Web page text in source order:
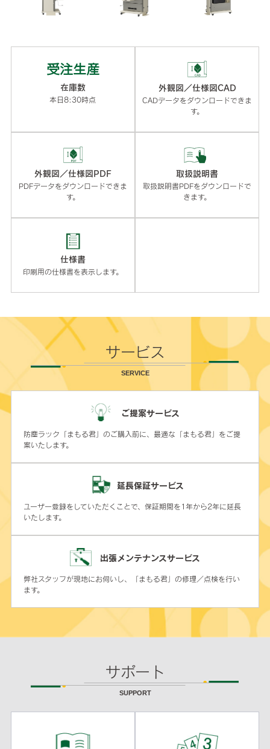
受注生産
在庫数
本日8:30時点
外観図／仕様図CAD
CADデータをダウンロードできま
す。
外観図／仕様図PDF
PDFデータをダウンロードできま
す。
取扱説明書
取扱説明書PDFをダウンロードで
きます。
仕様書
印刷用の仕様書を表示します。
サービス
SERVICE
ご提案サービス
防塵ラック「まもる君」のご購入前に、最適な「まもる君」をご提
案いたします。
延長保証サービス
ユーザー登録をしていただくことで、保証期間を1年から2年に延長
いたします。
出張メンテナンスサービス
弊社スタッフが現地にお伺いし、「まもる君」の修理／点検を行い
ます。
サポート
SUPPORT